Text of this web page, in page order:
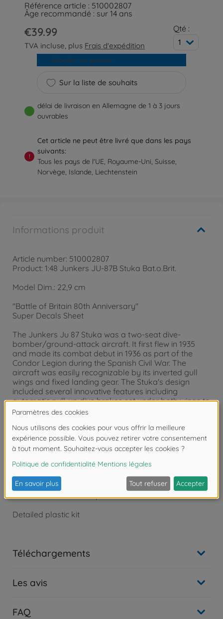
Référence article : 510002807
Âge recommandé : sur 14 ans
€39.99
TVA incluse, plus Frais d'expédition
Qté :
1
Sur la liste de souhaits
Ajouter au panier
délai de livraison en Allemagne de 1 à 3 jours
ouvrables
!
Cet article ne peut être livré que dans les pays
suivants:
Tous les pays de l'UE, Royaume-Uni, Suisse,
Norvège, Islande, Liechtenstein
Informations produit
Article number: 510002807
Product: 1:48 Junkers JU-87B Stuka Bat.o.Brit.
Model Dim.: 22,9 cm
"Battle of Britain 80th Anniversary"
Super Decals Sheet
The Junkers Ju 87 Stuka was a two-seat dive-
bomber/ground-attack aircraft. It first flew in 1935
and made its combat debut in 1936 as part of the
Condor Legion during the Spanish Civil War. The
aircraft was easily recognizable by its inverted gull
wings and fixed landing gear. The Stuka's design
included several innovative features including
automatic pull-up dive brakes set under both wings to
ensure that the plane recovered from its attack dive,
soon became the iconic aircraft of the German
‘Blitzkrieg’ during the first stages of the Second World
War, where it provided close air support to the
Luftwaffe during the Battle of Britain, where it’s
weaknesses became apparent in comparison to the
faster and better armed, more modern fighters, such
as the Hurricane and Spitfire.
Detailed plastic kit
Téléchargements
Les avis
FAQ